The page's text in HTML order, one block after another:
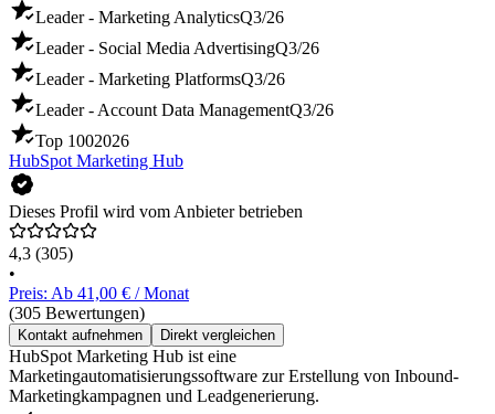
Leader - Marketing AnalyticsQ3/26
Leader - Social Media AdvertisingQ3/26
Leader - Marketing PlatformsQ3/26
Leader - Account Data ManagementQ3/26
Top 1002026
HubSpot Marketing Hub
Dieses Profil wird vom Anbieter betrieben
4,3 (305)
•
Preis: Ab 41,00 € / Monat
(305 Bewertungen)
Kontakt aufnehmen Direkt vergleichen
HubSpot Marketing Hub ist eine
Marketingautomatisierungssoftware zur Erstellung von Inbound-
Marketingkampagnen und Leadgenerierung.